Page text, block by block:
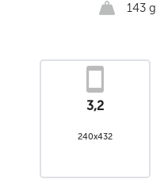
143 g
3,2
240x432